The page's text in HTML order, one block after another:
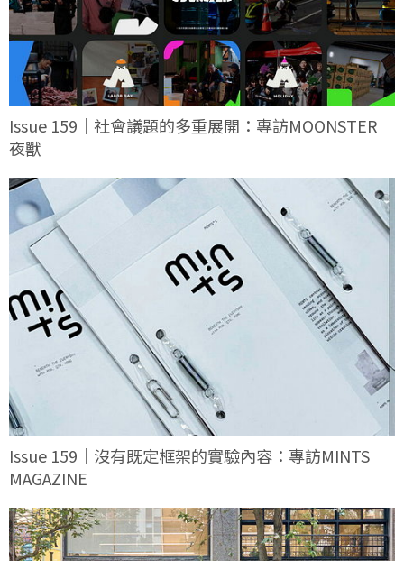
Issue 159｜社會議題的多重展開：專訪MOONSTER
夜獸
Issue 159｜沒有既定框架的實驗內容：專訪MINTS
MAGAZINE